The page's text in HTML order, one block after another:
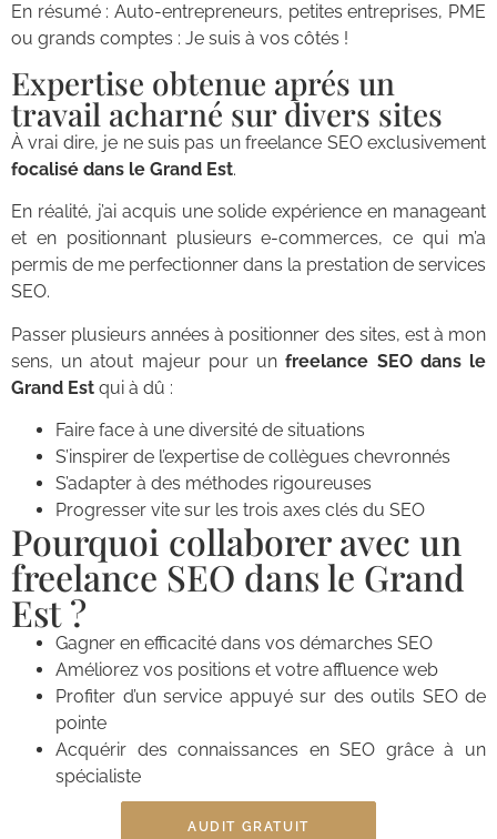
En résumé : Auto-entrepreneurs, petites entreprises, PME
ou grands comptes : Je suis à vos côtés !
Expertise obtenue aprés un
travail acharné sur divers sites
À vrai dire, je ne suis pas un freelance SEO exclusivement
focalisé dans le Grand Est.
En réalité, j’ai acquis une solide expérience en manageant
et en positionnant plusieurs e-commerces, ce qui m’a
permis de me perfectionner dans la prestation de services
SEO.
Passer plusieurs années à positionner des sites, est à mon
sens, un atout majeur pour unfreelance SEO dans le
Grand Est qui à dû :
Faire face à une diversité de situations
S’inspirer de l’expertise de collègues chevronnés
S’adapter à des méthodes rigoureuses
Progresser vite sur les trois axes clés du SEO
Pourquoi collaborer avec un
freelance SEO dans le Grand
Est ?
Gagner en efficacité dans vos démarches SEO
Améliorez vos positions et votre affluence web
Profiter d’un service appuyé sur des outils SEO de
pointe
Acquérir des connaissances en SEO grâce à un
spécialiste
AUDIT GRATUIT